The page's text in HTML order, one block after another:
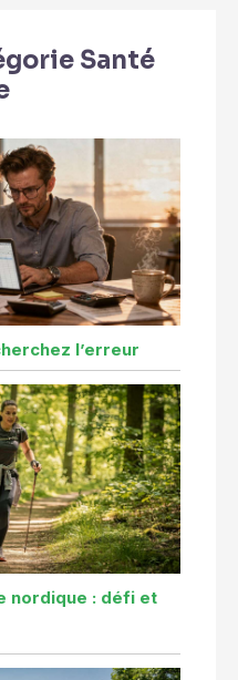
Santé
l’erreur
nordique : défi et